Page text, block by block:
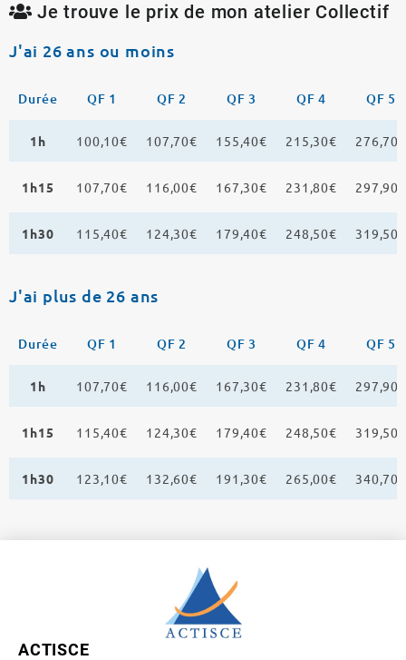
Je trouve le prix de mon atelier Collectif
J'ai 26 ans ou moins
Durée QF 1 QF 2 QF 3 QF 4 QF 5
1h 100,10€ 107,70€ 155,40€ 215,30€ 276,70€
1h15 107,70€ 116,00€ 167,30€ 231,80€ 297,90€
1h30 115,40€ 124,30€ 179,40€ 248,50€ 319,50€
J'ai plus de 26 ans
Durée QF 1 QF 2 QF 3 QF 4 QF 5
1h 107,70€ 116,00€ 167,30€ 231,80€ 297,90€
1h15 115,40€ 124,30€ 179,40€ 248,50€ 319,50€
1h30 123,10€ 132,60€ 191,30€ 265,00€ 340,70€
ACTISCE